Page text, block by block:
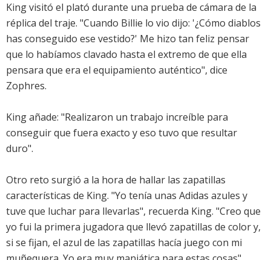
King visitó el plató durante una prueba de cámara de la
réplica del traje. "Cuando Billie lo vio dijo: '¿Cómo diablos
has conseguido ese vestido?' Me hizo tan feliz pensar
que lo habíamos clavado hasta el extremo de que ella
pensara que era el equipamiento auténtico", dice
Zophres.
King añade: "Realizaron un trabajo increíble para
conseguir que fuera exacto y eso tuvo que resultar
duro".
Otro reto surgió a la hora de hallar las zapatillas
características de King. "Yo tenía unas Adidas azules y
tuve que luchar para llevarlas", recuerda King. "Creo que
yo fui la primera jugadora que llevó zapatillas de color y,
si se fijan, el azul de las zapatillas hacía juego con mi